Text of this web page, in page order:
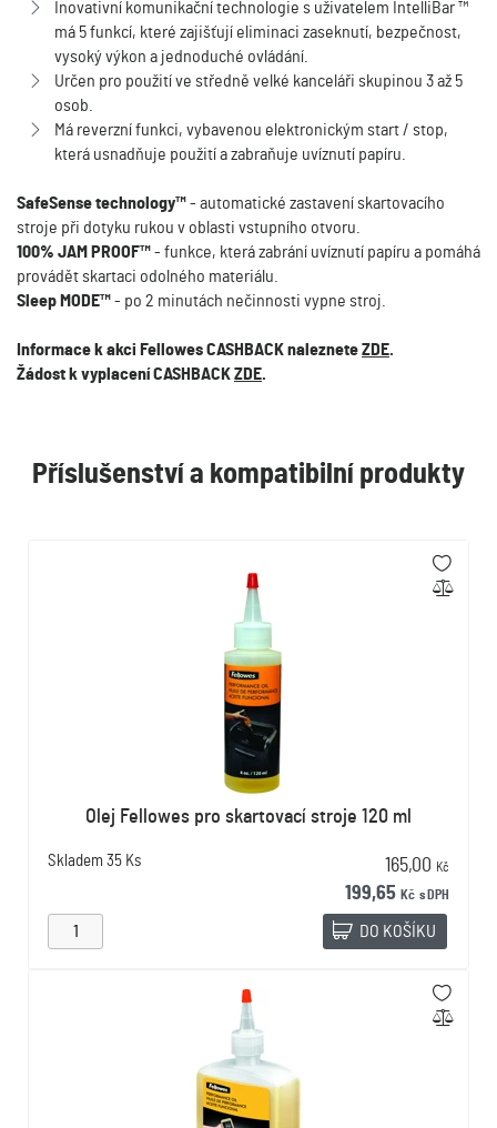
Inovativní komunikační technologie s uživatelem IntelliBar ™
má 5 funkcí, které zajišťují eliminaci zaseknutí, bezpečnost,
vysoký výkon a jednoduché ovládání.
Určen pro použití ve středně velké kanceláři skupinou 3 až 5
osob.
Má reverzní funkci, vybavenou elektronickým start / stop,
která usnadňuje použití a zabraňuje uvíznutí papíru.
SafeSense technology™- automatické zastavení skartovacího
stroje při dotyku rukou v oblasti vstupního otvoru.
100% JAM PROOF™- funkce, která zabrání uvíznutí papíru a pomáhá
provádět skartaci odolného materiálu.
Sleep MODE™- po 2 minutách nečinnosti vypne stroj.
Informace k akci Fellowes CASHBACK nalezneteZDE.
Žádost k vyplacení CASHBACKZDE.
Příslušenství a kompatibilní produkty
Olej Fellowes pro skartovací stroje 120 ml
Skladem 35 Ks 165,00 Kč
199,65 Kč s DPH
DO KOŠÍKU